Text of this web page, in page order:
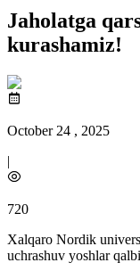
Jaholatga
kurashamiz!
October 24 , 2025
|
720
Xalqaro Nordik
uchrashuv yoshlar